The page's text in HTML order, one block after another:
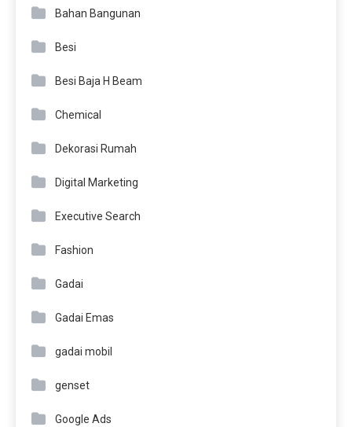
Bahan Bangunan
Besi
Besi Baja H Beam
Chemical
Dekorasi Rumah
Digital Marketing
Executive Search
Fashion
Gadai
Gadai Emas
gadai mobil
genset
Google Ads